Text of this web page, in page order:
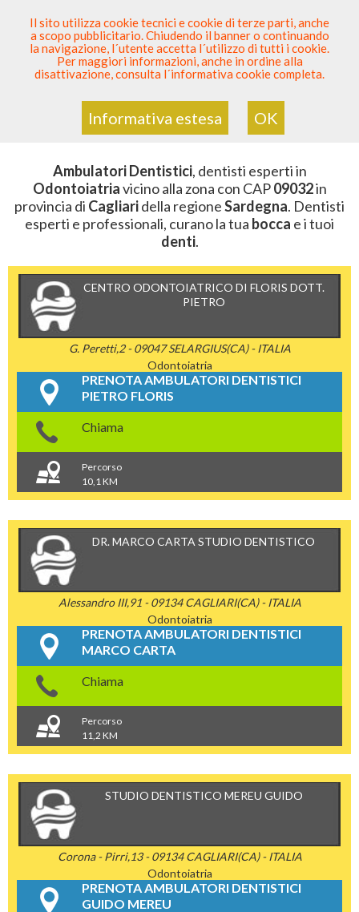
SEI DENTISTA? PARTECIPA
Sei QuiElenco Dentista Sicuro > Odontoiatria>
Ambulatori Dentistici>Sardegna>Cagliari>CAP 09032
ZONA CON CAP 09032
Ambulatori Dentistici, dentisti esperti in
Odontoiatriavicino alla zona con CAP09032in
provincia di Cagliaridella regioneSardegna. Dentisti
esperti e professionali, curano la tua bocca e i tuoi
denti.
CENTRO ODONTOIATRICO DI FLORIS DOTT.
PIETRO
G. Peretti,2 - 09047 SELARGIUS(CA) - ITALIA
Odontoiatria
PRENOTA AMBULATORI DENTISTICI
PIETRO FLORIS
Chiama
Percorso
10,1 KM
DR. MARCO CARTA STUDIO DENTISTICO
Alessandro III,91 - 09134 CAGLIARI(CA) - ITALIA
Odontoiatria
PRENOTA AMBULATORI DENTISTICI
MARCO CARTA
Chiama
Percorso
11,2 KM
STUDIO DENTISTICO MEREU GUIDO
Corona - Pirri,13 - 09134 CAGLIARI(CA) - ITALIA
Odontoiatria
PRENOTA AMBULATORI DENTISTICI
GUIDO MEREU
Il sito utilizza cookie tecnici e cookie di terze parti, anche
a scopo pubblicitario. Chiudendo il banner o continuando
la navigazione, l´utente accetta l´utilizzo di tutti i cookie.
Per maggiori informazioni, anche in ordine alla
disattivazione, consulta l´informativa cookie completa.
Informativa estesa OK